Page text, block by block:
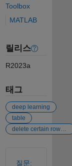
Toolbox
MATLAB
릴리스
R2023a
태그
deep learning
table
delete certain rows in table
질문: